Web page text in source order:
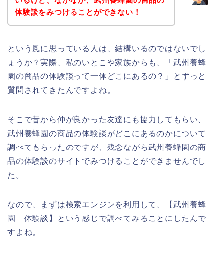
体験談をみつけることができない！
という風に思っている人は、結構いるのではないでし
ょうか？実際、私のいとこや家族からも、「武州養蜂
園の商品の体験談って一体どこにあるの？」とずっと
質問されてきたんですよね。
そこで昔から仲が良かった友達にも協力してもらい、
武州養蜂園の商品の体験談がどこにあるのかについて
調べてもらったのですが、残念ながら武州養蜂園の商
品の体験談のサイトでみつけることができませんでし
た。
なので、まずは検索エンジンを利用して、【武州養蜂
園 体験談】という感じで調べてみることにしたんで
すよね。